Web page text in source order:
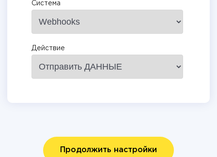
Система
Действие
Продолжить настройки